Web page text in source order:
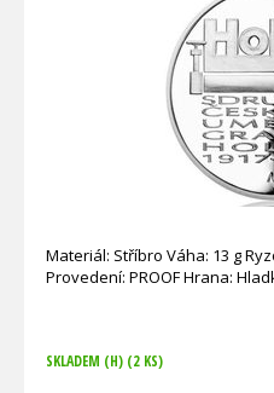
Materiál: Stříbro Váha: 13 g
SKLADEM (H) (2 KS)